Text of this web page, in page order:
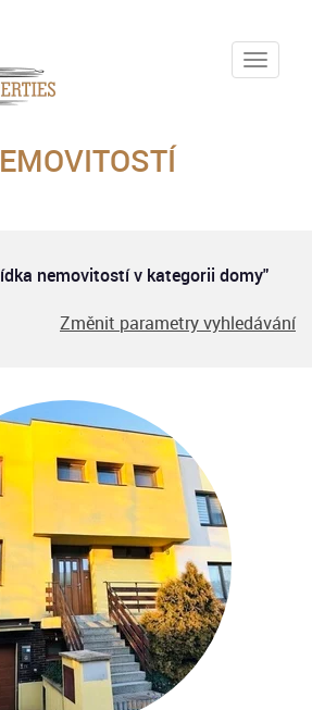
Toggle
nemovitostí v kategorii domy"
Změnit parametry vyhledávání